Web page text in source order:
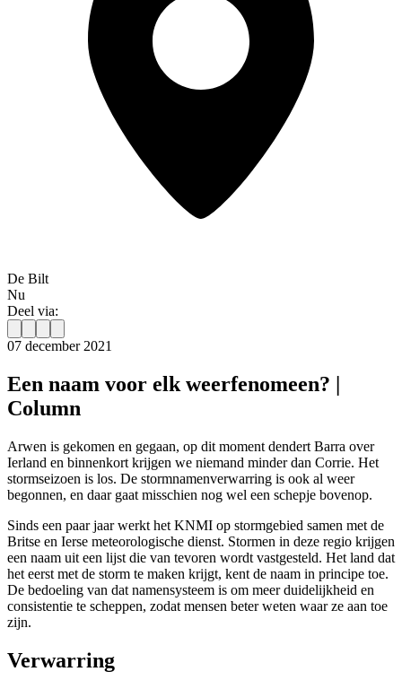
De Bilt
Nu
Deel via:
07 december 2021
Een naam voor elk weerfenomeen? |
Column
Arwen is gekomen en gegaan, op dit moment dendert Barra over
Ierland en binnenkort krijgen we niemand minder dan Corrie. Het
stormseizoen is los. De stormnamenverwarring is ook al weer
begonnen, en daar gaat misschien nog wel een schepje bovenop.
Sinds een paar jaar werkt het KNMI op stormgebied samen met de
Britse en Ierse meteorologische dienst. Stormen in deze regio krijgen
een naam uit een lijst die van tevoren wordt vastgesteld. Het land dat
het eerst met de storm te maken krijgt, kent de naam in principe toe.
De bedoeling van dat namensysteem is om meer duidelijkheid en
consistentie te scheppen, zodat mensen beter weten waar ze aan toe
zijn.
Verwarring